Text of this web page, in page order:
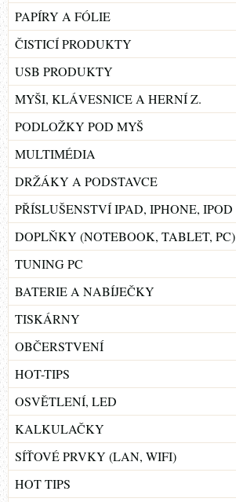
PAPÍRY A FÓLIE
ČISTICÍ PRODUKTY
USB PRODUKTY
MYŠI, KLÁVESNICE A HERNÍ Z.
PODLOŽKY POD MYŠ
MULTIMÉDIA
DRŽÁKY A PODSTAVCE
PŘÍSLUŠENSTVÍ IPAD, IPHONE, IPOD
DOPLŇKY (NOTEBOOK, TABLET, PC)
TUNING PC
BATERIE A NABÍJEČKY
TISKÁRNY
OBČERSTVENÍ
HOT-TIPS
OSVĚTLENÍ, LED
KALKULAČKY
SÍŤOVÉ PRVKY (LAN, WIFI)
HOT TIPS